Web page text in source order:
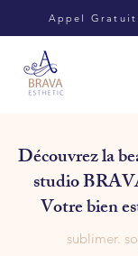
​Appel Gratuit
Découvrez la
studio
Votre bien
sublimer.